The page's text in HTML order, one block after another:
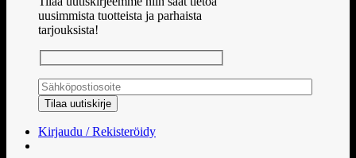
uusimmista tuotteista ja parhaista
tarjouksista!
Kirjaudu / Rekisteröidy